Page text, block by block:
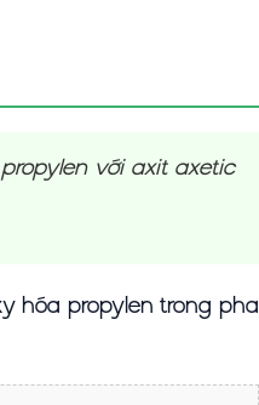
với axit axetic
hóa propylen trong pha